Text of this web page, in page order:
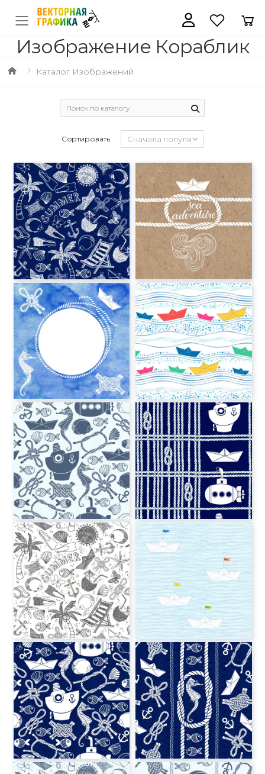
Изображение Кораблик
Каталог Изображений
Сортировать: